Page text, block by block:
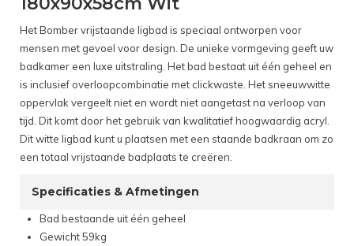
Het Bomber vrijstaande ligbad is speciaal ontworpen voor
mensen met gevoel voor design. De unieke vormgeving geeft uw
badkamer een luxe uitstraling. Het bad bestaat uit één geheel en
is inclusief overloopcombinatie met clickwaste. Het sneeuwwitte
oppervlak vergeelt niet en wordt niet aangetast na verloop van
tijd. Dit komt door het gebruik van kwalitatief hoogwaardig acryl.
Dit witte ligbad kunt u plaatsen met een staande badkraan om zo
een totaal vrijstaande badplaats te creëren.
Specificaties & Afmetingen
Bad bestaande uit één geheel
Gewicht 59kg